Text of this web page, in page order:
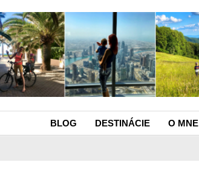
BLOG DESTINÁCIE O MNE